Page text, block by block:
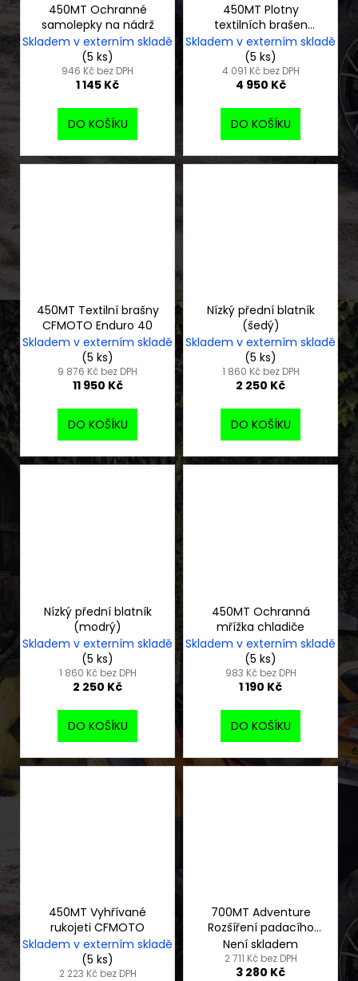
450MT Ochranné
samolepky na nádrž
Skladem v externím skladě
(5 ks)
946 Kč bez DPH
1 145 Kč
DO KOŠÍKU
450MT Plotny
textilních brašen
CFMOTO
Skladem v externím skladě
(5 ks)
4 091 Kč bez DPH
4 950 Kč
DO KOŠÍKU
450MT Textilní brašny
CFMOTO Enduro 40
Skladem v externím skladě
(5 ks)
9 876 Kč bez DPH
11 950 Kč
DO KOŠÍKU
Nízký přední blatník
(šedý)
Skladem v externím skladě
(5 ks)
1 860 Kč bez DPH
2 250 Kč
DO KOŠÍKU
Nízký přední blatník
(modrý)
Skladem v externím skladě
(5 ks)
1 860 Kč bez DPH
2 250 Kč
DO KOŠÍKU
450MT Ochranná
mřížka chladiče
Skladem v externím skladě
(5 ks)
983 Kč bez DPH
1 190 Kč
DO KOŠÍKU
450MT Vyhřívané
rukojeti CFMOTO
Skladem v externím skladě
(5 ks)
2 223 Kč bez DPH
700MT Adventure
Rozšíření padacího
rámu
Není skladem
2 711 Kč bez DPH
3 280 Kč